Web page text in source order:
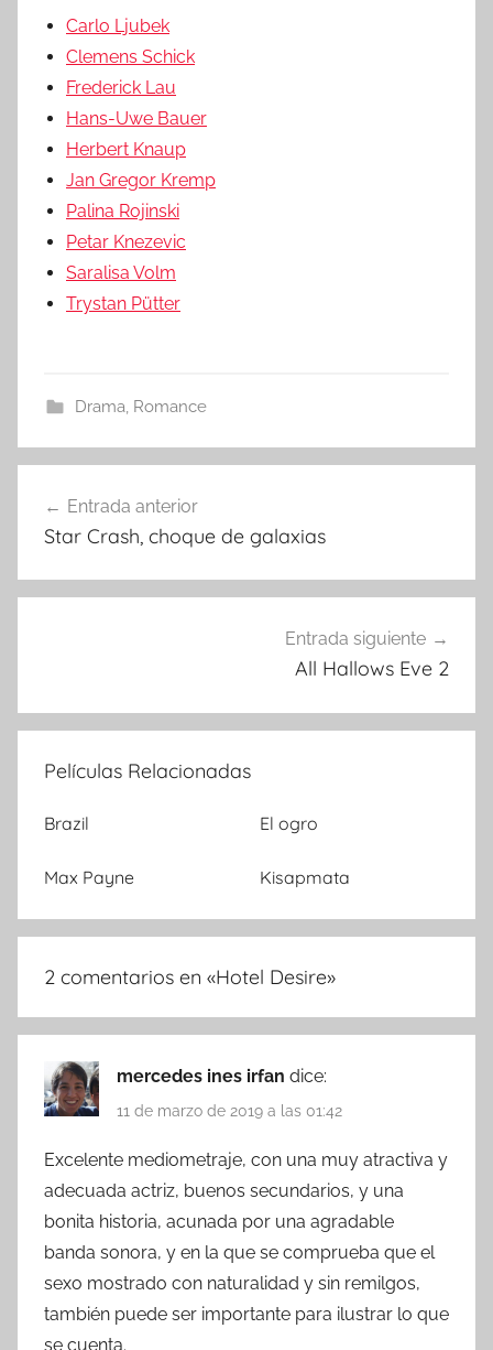
Carlo Ljubek
Clemens Schick
Frederick Lau
Hans-Uwe Bauer
Herbert Knaup
Jan Gregor Kremp
Palina Rojinski
Petar Knezevic
Saralisa Volm
Trystan Pütter
Drama, Romance
Navegación
de
entradas
Entrada anterior
Star Crash, choque de galaxias
Entrada siguiente
All Hallows Eve 2
Películas Relacionadas
Brazil El ogro
Max Payne Kisapmata
2 comentarios en «Hotel Desire»
mercedes ines irfan dice:
11 de marzo de 2019 a las 01:42
Excelente mediometraje, con una muy atractiva y
adecuada actriz, buenos secundarios, y una
bonita historia, acunada por una agradable
banda sonora, y en la que se comprueba que el
sexo mostrado con naturalidad y sin remilgos,
también puede ser importante para ilustrar lo que
se cuenta.